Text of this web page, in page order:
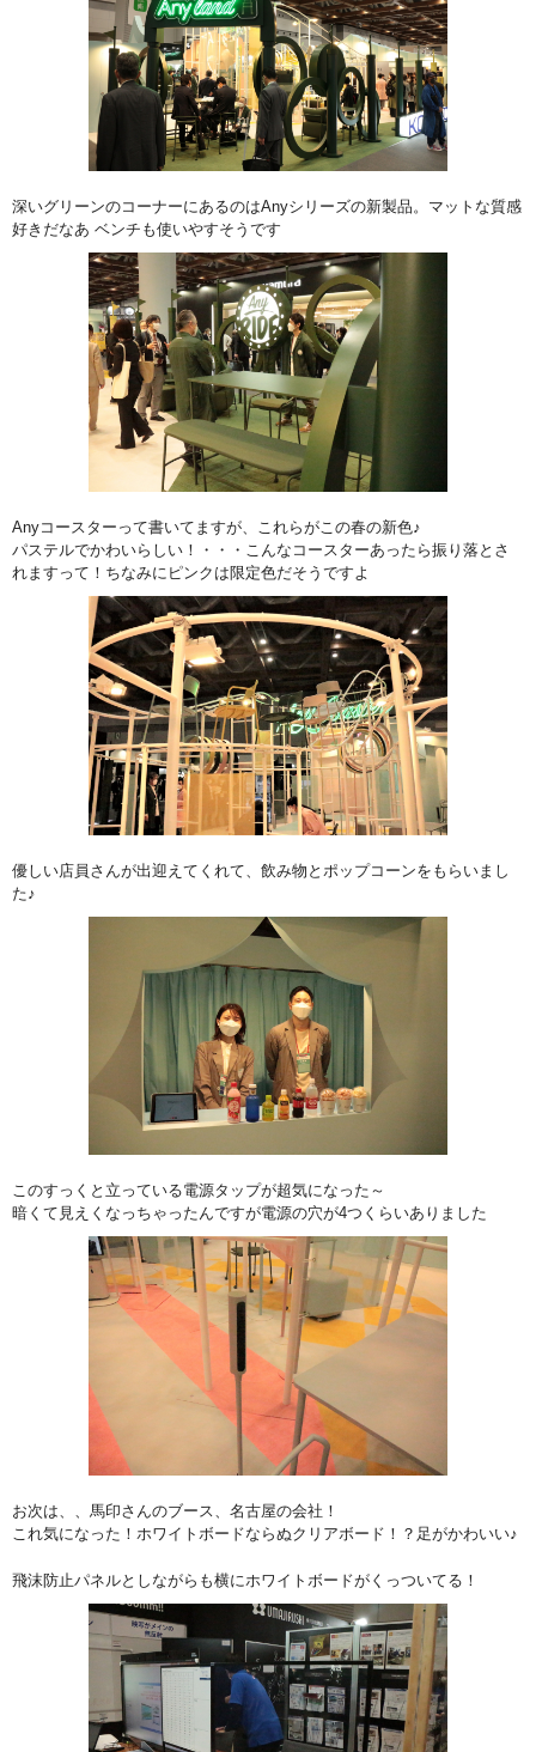
深いグリーンのコーナーにあるのはAnyシリーズの新製品。マットな質感
好きだなあ ベンチも使いやすそうです
Anyコースターって書いてますが、これらがこの春の新色♪
パステルでかわいらしい！・・・こんなコースターあったら振り落とさ
れますって！ちなみにピンクは限定色だそうですよ
優しい店員さんが出迎えてくれて、飲み物とポップコーンをもらいまし
た♪
このすっくと立っている電源タップが超気になった～
暗くて見えくなっちゃったんですが電源の穴が4つくらいありました
お次は、、馬印さんのブース、名古屋の会社！
これ気になった！ホワイトボードならぬクリアボード！？足がかわいい♪
飛沫防止パネルとしながらも横にホワイトボードがくっついてる！